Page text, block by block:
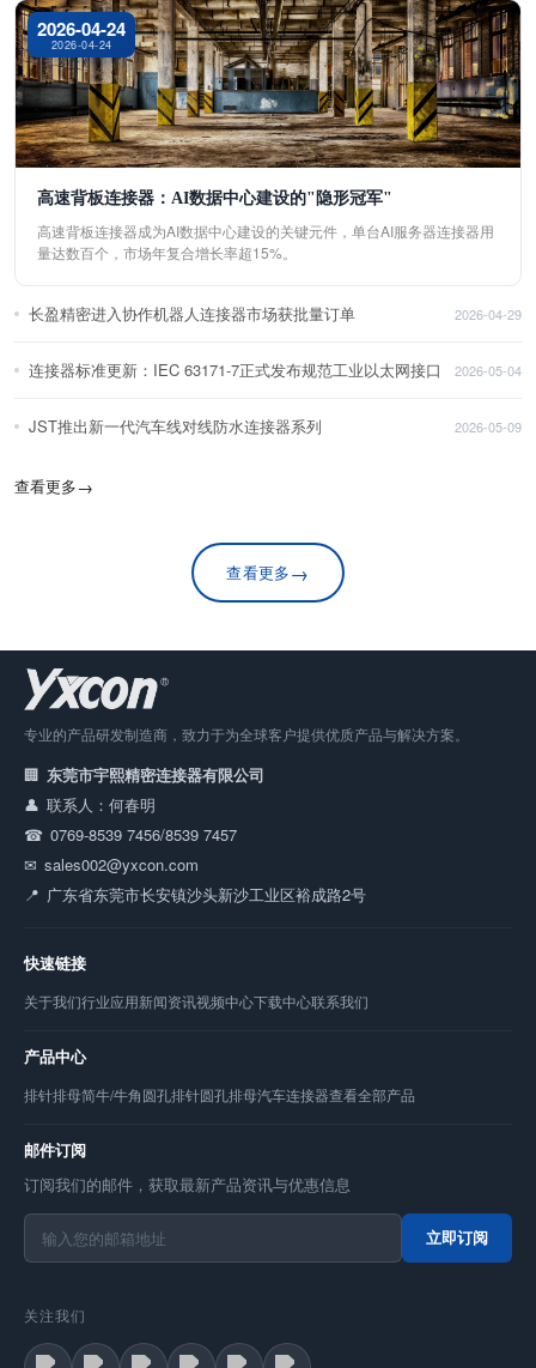
2026-04-24
2026-04-24
高速背板连接器：AI数据中心建设的"隐形冠军"
高速背板连接器成为AI数据中心建设的关键元件，单台AI服务器连接器用
量达数百个，市场年复合增长率超15%。
长盈精密进入协作机器人连接器市场获批量订单 2026-04-29
连接器标准更新：IEC 63171-7正式发布规范工业以太网接口 2026-05-04
JST推出新一代汽车线对线防水连接器系列 2026-05-09
查看更多→
查看更多→
专业的产品研发制造商，致力于为全球客户提供优质产品与解决方案。
东莞市宇熙精密连接器有限公司
联系人：何春明
0769-8539 7456/8539 7457
sales002@yxcon.com
广东省东莞市长安镇沙头新沙工业区裕成路2号
快速链接
关于我们行业应用新闻资讯视频中心下载中心联系我们
产品中心
排针排母简牛/牛角圆孔排针圆孔排母汽车连接器查看全部产品
邮件订阅
订阅我们的邮件，获取最新产品资讯与优惠信息
立即订阅
关注我们